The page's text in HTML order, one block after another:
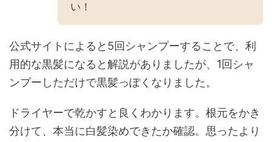
い！
公式サイトによると5回シャンプーすることで、利
用的な黒髪になると解説がありましたが、1回シャ
ンプーしただけで黒髪っぽくなりました。
ドライヤーで乾かすと良くわかります。根元をかき
分けて、本当に白髪染めできたか確認。思ったより